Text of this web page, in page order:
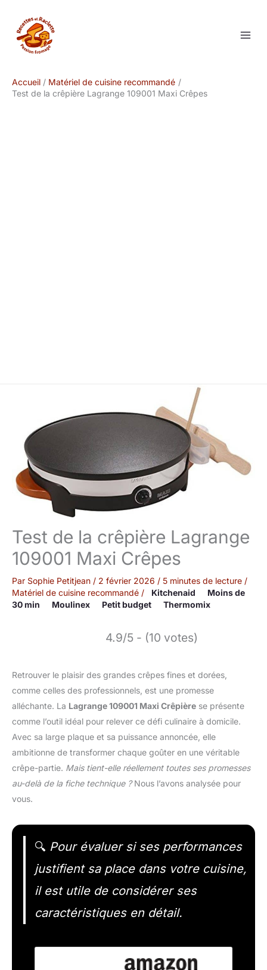
contenu
Accueil
Matériel de cuisine recommandé
Test de la crêpière Lagrange 109001 Maxi Crêpes
Test de la crêpière Lagrange
109001 Maxi Crêpes
Par Sophie Petitjean / 2 février 2026 / 5 minutes de lecture /
Matériel de cuisine recommandé / Kitchenaid
Moins de
30 min
Moulinex Petit budget Thermomix
4.9/5 - (10 votes)
Retrouver le plaisir des grandes crêpes fines et dorées,
comme celles des professionnels, est une promesse
alléchante. La Lagrange 109001 Maxi Crêpière se présente
comme l’outil idéal pour relever ce défi culinaire à domicile.
Avec sa large plaque et sa puissance annoncée, elle
ambitionne de transformer chaque goûter en une véritable
crêpe-partie. Mais tient-elle réellement toutes ses promesses
au-delà de la fiche technique ?Nous l’avons analysée pour
vous.
🔍 Pour évaluer si ses performances
justifient sa place dans votre cuisine,
il est utile de considérer ses
caractéristiques en détail.